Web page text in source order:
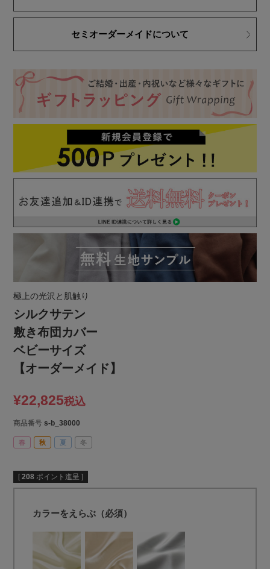
セミオーダーメイドについて
極上の光沢と肌触り
シルクサテン
敷き布団カバー
ベビーサイズ
【オーダーメイド】
¥22,825税込
商品番号 s-b_38000
春 秋 夏 冬
[ 208 ポイント進呈 ]
カラーをえらぶ（必須）